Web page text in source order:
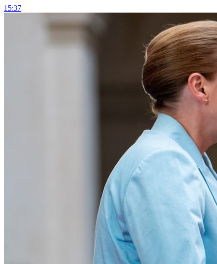
15:37